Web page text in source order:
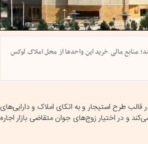
منابع مالی خرید این واحدها از محل املاک لوکس
طرح استیجار و به اتکای املاک و دارایی‌های
پایان سال جاری 10 هزار واحد مسکونی را تملک می‌کند و در اختیار زوج‌های جوان متقاضی بازار اجاره